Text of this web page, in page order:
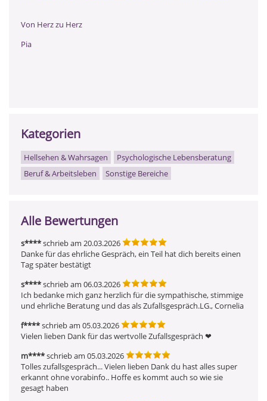
Von Herz zu Herz
Pia
Kategorien
Hellsehen & Wahrsagen
Psychologische Lebensberatung
Beruf & Arbeitsleben
Sonstige Bereiche
Alle Bewertungen
s****schrieb am 20.03.2026
Danke für das ehrliche Gespräch, ein Teil hat dich bereits einen
Tag später bestätigt
s****schrieb am 06.03.2026
Ich bedanke mich ganz herzlich für die sympathische, stimmige
und ehrliche Beratung und das als Zufallsgespräch.LG., Cornelia
f****schrieb am 05.03.2026
Vielen lieben Dank für das wertvolle Zufallsgespräch ❤ ️
m****schrieb am 05.03.2026
Tolles zufallsgespräch... Vielen lieben Dank du hast alles super
erkannt ohne vorabinfo.. Hoffe es kommt auch so wie sie
gesagt haben